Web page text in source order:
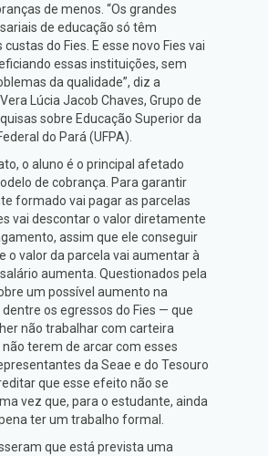
de menos. “Os grandes
de educação só têm
do Fies. E esse novo Fies vai
essas instituições, sem
da qualidade”, diz a
Lúcia Jacob Chaves, Grupo de
sobre Educação Superior da
do Pará (UFPA).
o aluno é o principal afetado
de cobrança. Para garantir
formado vai pagar as parcelas
vai descontar o valor diretamente
assim que ele conseguir
o valor da parcela vai aumentar à
aumenta. Questionados pela
um possível aumento na
os egressos do Fies — que
não trabalhar com carteira
terem de arcar com esses
da Seae e do Tesouro
que esse efeito não se
vez que, para o estudante, ainda
ter um trabalho formal.
que está prevista uma